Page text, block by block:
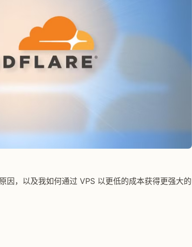
，以及我如何通过 VPS 以更低的成本获得更强大的